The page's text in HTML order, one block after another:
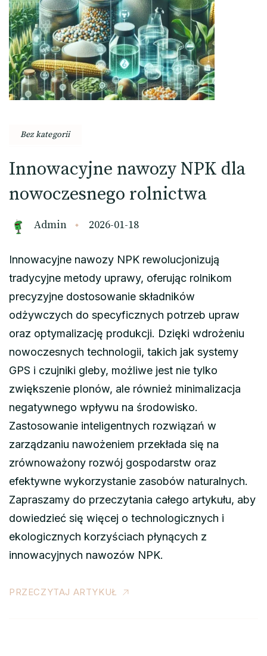
Bez kategorii
Innowacyjne nawozy NPK dla
nowoczesnego rolnictwa
Admin 2026-01-18
Innowacyjne nawozy NPK rewolucjonizują
tradycyjne metody uprawy, oferując rolnikom
precyzyjne dostosowanie składników
odżywczych do specyficznych potrzeb upraw
oraz optymalizację produkcji. Dzięki wdrożeniu
nowoczesnych technologii, takich jak systemy
GPS i czujniki gleby, możliwe jest nie tylko
zwiększenie plonów, ale również minimalizacja
negatywnego wpływu na środowisko.
Zastosowanie inteligentnych rozwiązań w
zarządzaniu nawożeniem przekłada się na
zrównoważony rozwój gospodarstw oraz
efektywne wykorzystanie zasobów naturalnych.
Zapraszamy do przeczytania całego artykułu, aby
dowiedzieć się więcej o technologicznych i
ekologicznych korzyściach płynących z
innowacyjnych nawozów NPK.
PRZECZYTAJ ARTYKUŁ